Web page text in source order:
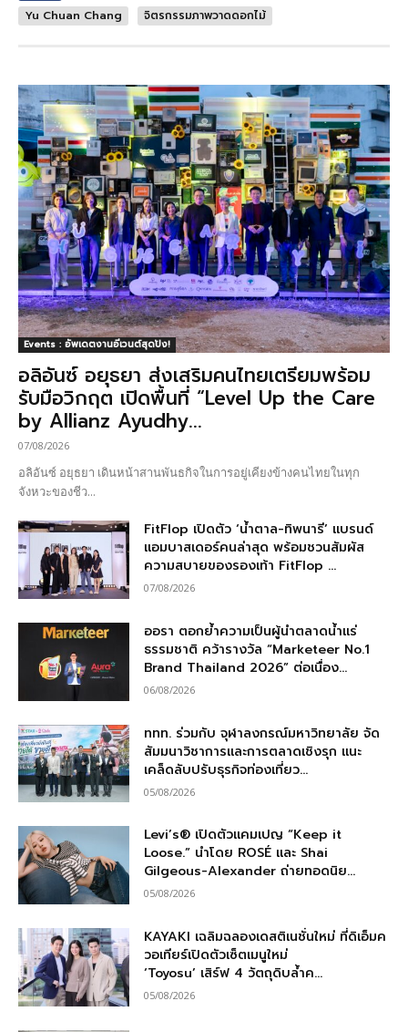
Yu Chuan Chang
จิตรกรรมภาพวาดดอกไม้
Events : อัพเดตงานอีเวนต์สุดปัง!
อลิอันซ์ อยุธยา ส่งเสริมคนไทยเตรียมพร้อม
รับมือวิกฤต เปิดพื้นที่ “Level Up the Care
by Allianz Ayudhy...
07/08/2026
อลิอันซ์ อยุธยา เดินหน้าสานพันธกิจในการอยู่เคียงข้างคนไทยในทุก
จังหวะของชีว...
FitFlop เปิดตัว ‘น้ำตาล-ทิพนารี’ แบรนด์
แอมบาสเดอร์คนล่าสุด พร้อมชวนสัมผัส
ความสบายของรองเท้า FitFlop ...
07/08/2026
ออรา ตอกย้ำความเป็นผู้นำตลาดน้ำแร่
ธรรมชาติ คว้ารางวัล “Marketeer No.1
Brand Thailand 2026” ต่อเนื่อง...
06/08/2026
ททท. ร่วมกับ จุฬาลงกรณ์มหาวิทยาลัย จัด
สัมมนาวิชาการและการตลาดเชิงรุก แนะ
เคล็ดลับปรับธุรกิจท่องเที่ยว...
05/08/2026
Levi’s® เปิดตัวแคมเปญ “Keep it
Loose.” นำโดย ROSÉ และ Shai
Gilgeous-Alexander ถ่ายทอดนิย...
05/08/2026
KAYAKI เฉลิมฉลองเดสติเนชั่นใหม่ ที่ดิเอ็มค
วอเทียร์เปิดตัวเซ็ตเมนูใหม่
‘Toyosu’ เสิร์ฟ 4 วัตถุดิบล้ำค...
05/08/2026